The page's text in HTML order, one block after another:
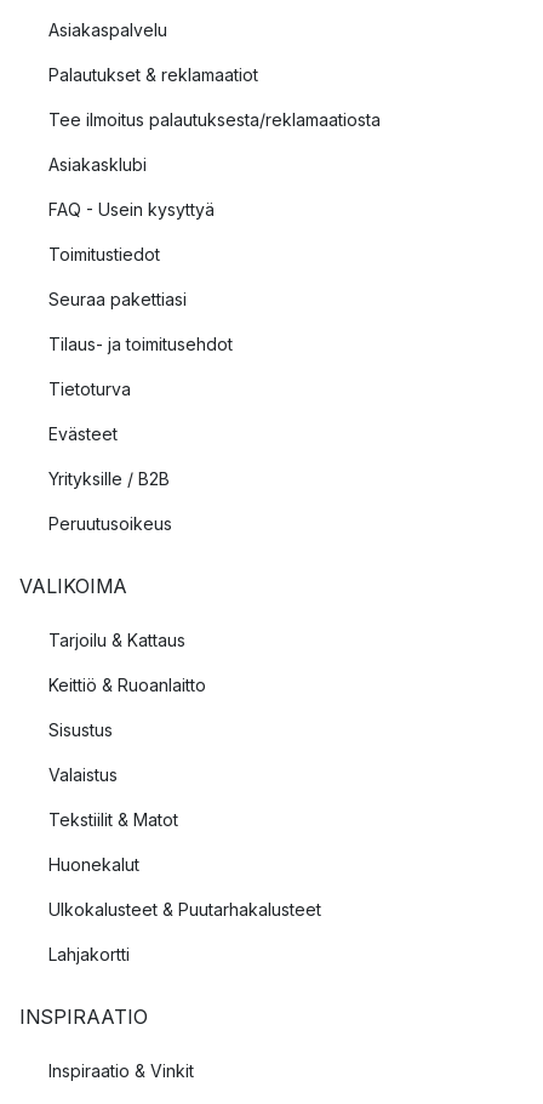
Asiakaspalvelu
Palautukset & reklamaatiot
Tee ilmoitus palautuksesta/reklamaatiosta
Asiakasklubi
FAQ - Usein kysyttyä
Toimitustiedot
Seuraa pakettiasi
Tilaus- ja toimitusehdot
Tietoturva
Evästeet
Yrityksille / B2B
Peruutusoikeus
VALIKOIMA
Tarjoilu & Kattaus
Keittiö & Ruoanlaitto
Sisustus
Valaistus
Tekstiilit & Matot
Huonekalut
Ulkokalusteet & Puutarhakalusteet
Lahjakortti
INSPIRAATIO
Inspiraatio & Vinkit